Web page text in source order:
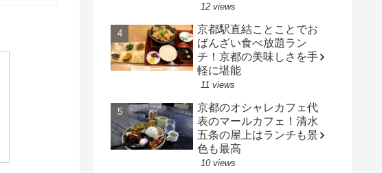
12 views
京都駅直結ことことでお
ばんざい食べ放題ラン
チ！京都の美味しさを手
軽に堪能
11 views
京都のオシャレカフェ代
表のマールカフェ！清水
五条の屋上はランチも景
色も最高
10 views